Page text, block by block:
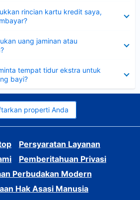
rincian kartu kredit saya,
uang jaminan atau
tempat tidur ekstra untuk
bayi?
properti Anda
Persyaratan Layanan
Pemberitahuan Privasi
Perbudakan Modern
Hak Asasi Manusia